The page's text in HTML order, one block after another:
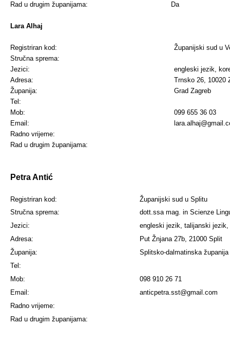
Rad u drugim županijama:
Da
Lara Alhaj
Registriran kod:
Županijski sud u
Stručna sprema:
Jezici:
engleski jezik,
Adresa:
Trnsko 26, 10020
Županija:
Grad Zagreb
Tel:
Mob:
099 655 36 03
Email:
Radno vrijeme:
Rad u drugim županijama:
Petra Antić
Registriran kod:
Županijski sud u Splitu
Stručna sprema:
dott.ssa mag. in Scienze
Jezici:
engleski jezik, talijanski
Adresa:
Put Žnjana 27b, 21000 Split
Županija:
Splitsko-dalmatinska županija
Tel:
Mob:
098 910 26 71
Email:
anticpetra.sst@gmail.com
Radno vrijeme:
Rad u drugim županijama: